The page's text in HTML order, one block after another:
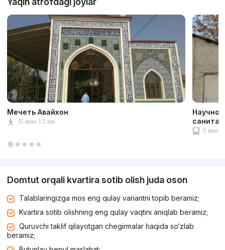
Мечеть Авайхон
15 мин 1.2 км
Научно-
5 мин
Domtut orqali kvartira sotib olish juda oson
Talablaringizga mos eng qulay variantni topib beramiz;
Kvartira sotib olishning eng qulay vaqtini aniqlab beramiz;
Quruvchi taklif qilayotgan chegirmalar haqida so‘zlab
beramiz;